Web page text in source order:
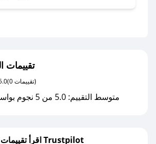
مع صحصح، تسوق بذكاء ووفّر على
تقييمات
(0 تقييمات)
متوسط التقييم: 5.0 من 5 نجوم بواسطة 0 مستخدمين
اقرأ تقييمات واراء العملاء على Trustpilot